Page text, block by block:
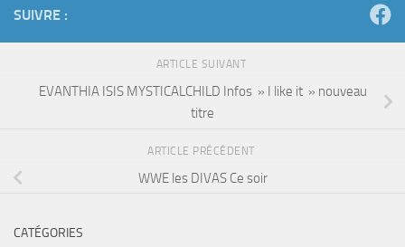
SUIVRE :
ARTICLE SUIVANT
EVANTHIA ISIS MYSTICALCHILD Infos » I like it » nouveau
titre
ARTICLE PRÉCÉDENT
WWE les DIVAS Ce soir
CATÉGORIES